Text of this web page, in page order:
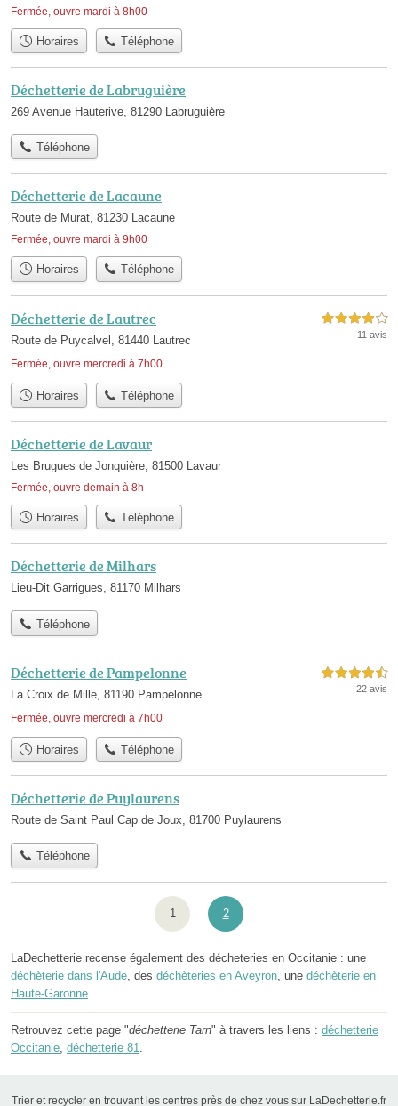
Fermée, ouvre mardi à 8h00
Horaires Téléphone
Déchetterie de Labruguière
269 Avenue Hauterive, 81290 Labruguière
Téléphone
Déchetterie de Lacaune
Route de Murat, 81230 Lacaune
Fermée, ouvre mardi à 9h00
Horaires Téléphone
Déchetterie de Lautrec
Route de Puycalvel, 81440 Lautrec
Fermée, ouvre mercredi à 7h00
4,0 étoiles sur 5
11 avis
Horaires Téléphone
Déchetterie de Lavaur
Les Brugues de Jonquière, 81500 Lavaur
Fermée, ouvre demain à 8h
Horaires Téléphone
Déchetterie de Milhars
Lieu-Dit Garrigues, 81170 Milhars
Téléphone
Déchetterie de Pampelonne
La Croix de Mille, 81190 Pampelonne
Fermée, ouvre mercredi à 7h00
4,5 étoiles sur 5
22 avis
Horaires Téléphone
Déchetterie de Puylaurens
Route de Saint Paul Cap de Joux, 81700 Puylaurens
Téléphone
1 2
LaDechetterie recense également des décheteries en Occitanie : une
déchèterie dans l'Aude , des déchèteries en Aveyron , une déchèterie en
Haute-Garonne
Retrouvez cette page "déchetterie Tarn" à travers les liens : déchetterie
Occitanie déchetterie 81
Trier et recycler en trouvant les centres près de chez vous sur LaDechetterie.fr